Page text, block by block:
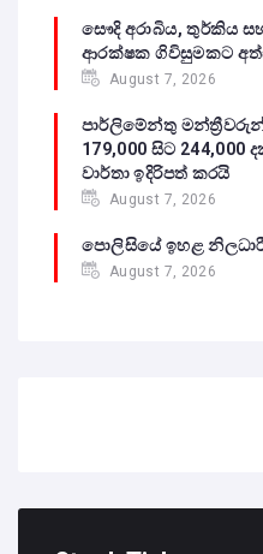
සෞදි අරාබිය, තුර්කිය
ආරක්ෂක ගිවිසුමකට
August 7, 2026
පාර්ලිමේන්තු
179,000 සිට 244,000
වාර්තා ඉදිරිපත් කරයි
August 7, 2026
පොලිසියේ ඉහළ
August 7, 2026